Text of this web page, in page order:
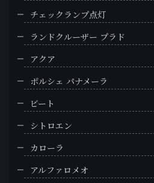
チェックランプ点灯
ランドクルーザー プラド
アクア
ポルシェ パナメーラ
ビート
シトロエン
カローラ
アルファロメオ